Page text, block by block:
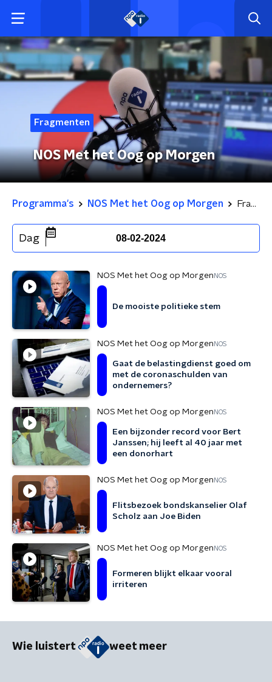
Fragmenten
NOS Met het Oog op Morgen
Programma's NOS Met het Oog op Morgen Fragmenten
Dag 08-02-2024
NOS Met het Oog op Morgen NOS
De mooiste politieke stem
NOS Met het Oog op Morgen NOS
Gaat de belastingdienst goed om
met de coronaschulden van
ondernemers?
NOS Met het Oog op Morgen NOS
Een bijzonder record voor Bert
Janssen; hij leeft al 40 jaar met
een donorhart
NOS Met het Oog op Morgen NOS
Flitsbezoek bondskanselier Olaf
Scholz aan Joe Biden
NOS Met het Oog op Morgen NOS
Formeren blijkt elkaar vooral
irriteren
Wie luistert weet meer